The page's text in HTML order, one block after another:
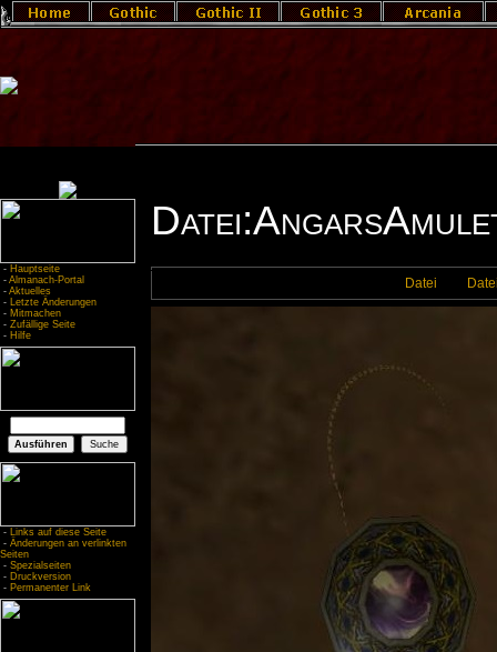
- Hauptseite
- Almanach-Portal
- Aktuelles
- Letzte Änderungen
- Mitmachen
- Zufällige Seite
- Hilfe
- Links auf diese Seite
- Änderungen an verlinkten
Seiten
- Spezialseiten
- Druckversion
- Permanenter Link
Datei